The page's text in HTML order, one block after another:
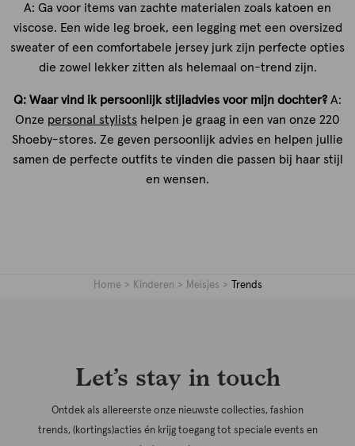
A: Ga voor items van zachte materialen zoals katoen en
viscose. Een wide leg broek, een legging met een oversized
sweater of een comfortabele jersey jurk zijn perfecte opties
die zowel lekker zitten als helemaal on-trend zijn.
Q: Waar vind ik persoonlijk stijladvies voor mijn dochter? A:
Onze personal stylists helpen je graag in een van onze 220
Shoeby-stores. Ze geven persoonlijk advies en helpen jullie
samen de perfecte outfits te vinden die passen bij haar stijl
en wensen.
Home Kinderen Meisjes Trends
Let’s stay in touch
Ontdek als allereerste onze nieuwste collecties, fashion
trends, (kortings)acties én krijg toegang tot speciale events en